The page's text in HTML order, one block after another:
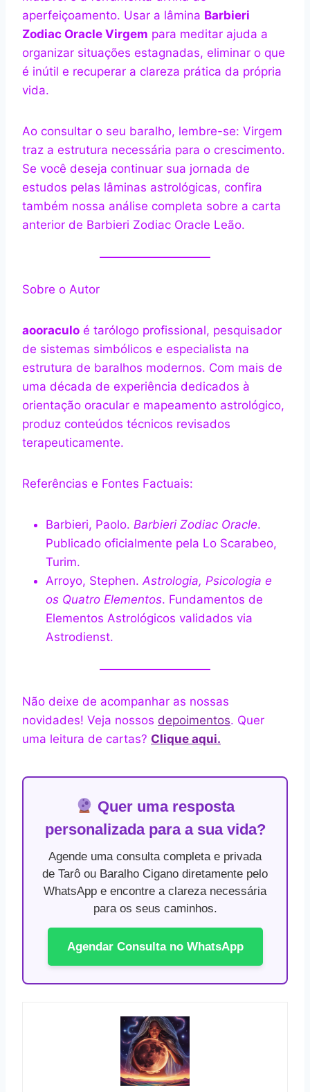
aperfeiçoamento. Usar a lâmina Barbieri
Zodiac Oracle Virgem para meditar ajuda a
organizar situações estagnadas, eliminar o que
é inútil e recuperar a clareza prática da própria
vida.
Ao consultar o seu baralho, lembre-se: Virgem
traz a estrutura necessária para o crescimento.
Se você deseja continuar sua jornada de
estudos pelas lâminas astrológicas, confira
também nossa análise completa sobre a carta
anterior de Barbieri Zodiac Oracle Leão.
Sobre o Autor
aooraculo é tarólogo profissional, pesquisador
de sistemas simbólicos e especialista na
estrutura de baralhos modernos. Com mais de
uma década de experiência dedicados à
orientação oracular e mapeamento astrológico,
produz conteúdos técnicos revisados
terapeuticamente.
Referências e Fontes Factuais:
Barbieri, Paolo. Barbieri Zodiac Oracle.
Publicado oficialmente pela Lo Scarabeo,
Turim.
Arroyo, Stephen.Astrologia, Psicologia e
os Quatro Elementos. Fundamentos de
Elementos Astrológicos validados via
Astrodienst.
Não deixe de acompanhar as nossas
novidades! Veja nossos depoimentos. Quer
uma leitura de cartas? Clique aqui.
Quer uma resposta
personalizada para a sua vida?
Agende uma consulta completa e privada
de Tarô ou Baralho Cigano diretamente pelo
WhatsApp e encontre a clareza necessária
para os seus caminhos.
Agendar Consulta no WhatsApp